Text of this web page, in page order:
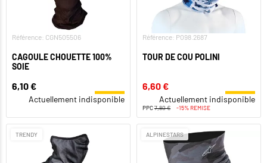
Référence: CGN505506
CAGOULE CHOUETTE 100%
SOIE
6,10 €
Actuellement indisponible
Référence: P098.2687
TOUR DE COU POLINI
6,60 €
Actuellement indisponible
PPC7,80 € -15% REMISE
TRENDY ALPINESTARS